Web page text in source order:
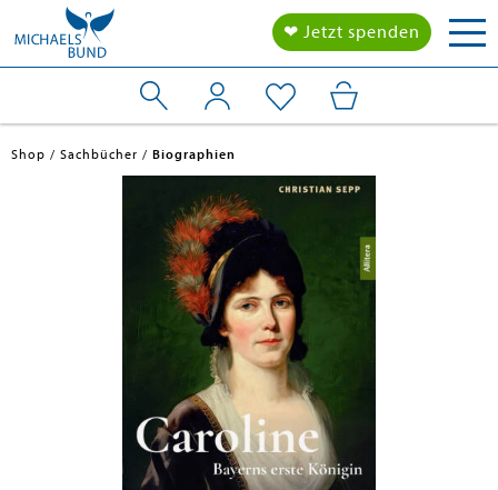
❤ Jetzt spenden
Shop Sachbücher Biographien